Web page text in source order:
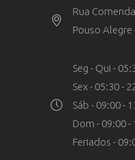
Rua
Pouso Alegre
Seg - Qui -
Sex - 05:30 -
Sáb - 09:00 -
Dom - 09:00 -
Feriados -